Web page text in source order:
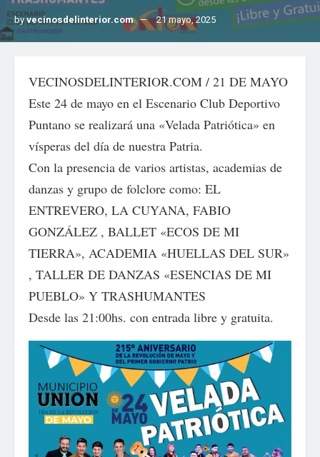
byvecinosdelinterior.com 21 mayo, 2025
VECINOSDELINTERIOR.COM / 21 DE MAYO
Este 24 de mayo en el Escenario Club Deportivo
Puntano se realizará una «Velada Patriótica» en
vísperas del día de nuestra Patria.
Con la presencia de varios artistas, academias de
danzas y grupo de folclore como: EL
ENTREVERO, LA CUYANA, FABIO
GONZÁLEZ , BALLET «ECOS DE MI
TIERRA», ACADEMIA «HUELLAS DEL SUR»
, TALLER DE DANZAS «ESENCIAS DE MI
PUEBLO» Y TRASHUMANTES
Desde las 21:00hs. con entrada libre y gratuita.